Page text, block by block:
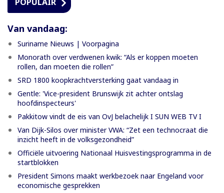
Van vandaag:
Suriname Nieuws | Voorpagina
Monorath over verdwenen kwik: “Als er koppen moeten
rollen, dan moeten die rollen”
SRD 1800 koopkrachtversterking gaat vandaag in
Gentle: 'Vice-president Brunswijk zit achter ontslag
hoofdinspecteurs'
Pakkitow vindt de eis van OvJ belachelijk I SUN WEB TV I
Van Dijk-Silos over minister VWA: “Zet een technocraat die
inzicht heeft in de volksgezondheid”
Officiële uitvoering Nationaal Huisvestingsprogramma in de
startblokken
President Simons maakt werkbezoek naar Engeland voor
economische gesprekken